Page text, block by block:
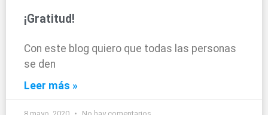
¡Gratitud!
Con este blog quiero que todas las personas
se den
Leer más »